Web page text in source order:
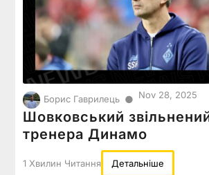
Борис Гаврилець ● Nov 28, 2025
Шовковський
тренера Динамо
1 Хвилин Читання Детальніше